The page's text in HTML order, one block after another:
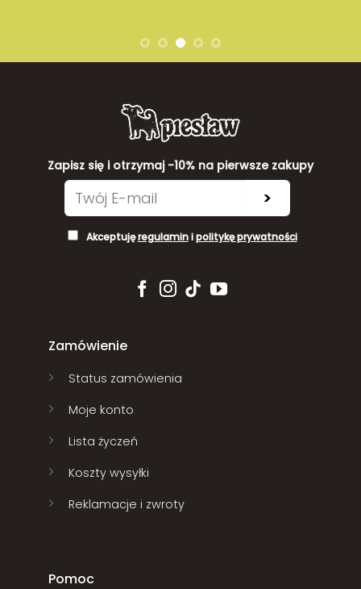
Zapisz się i otrzymaj -10% na pierwsze zakupy
>
Akceptujęregulaminipolitykę prywatności
Zamówienie
Status zamówienia
Moje konto
Lista życzeń
Koszty wysyłki
Reklamacje i zwroty
Pomoc